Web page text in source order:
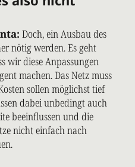
Doch, ein Ausbau des
nötig werden. Es geht
wir diese Anpassungen
machen. Das Netz muss
sollen möglichst tief
dabei unbedingt auch
beeinflussen und die
nicht einfach nach